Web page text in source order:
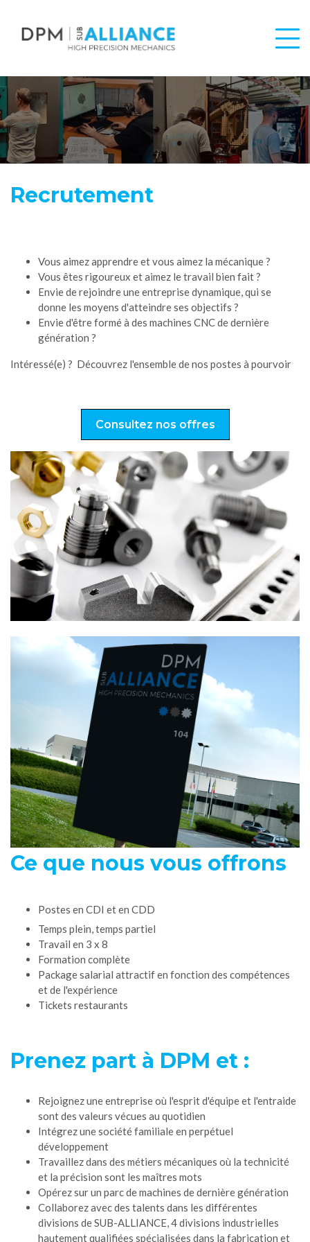
Recrutement
Vous aimez apprendre et vous aimez la mécanique ?
Vous êtes rigoureux et aimez le travail bien fait ?
Envie de rejoindre une entreprise dynamique, qui se
donne les moyens d'atteindre ses objectifs ?
Envie d'être formé à des machines CNC de dernière
génération ?
Intéressé(e) ? Découvrez l'ensemble de nos postes à pourvoir
Consultez nos offres
Ce que nous vous offrons
Postes en CDI et en CDD
Temps plein, temps partiel
Travail en 3 x 8
Formation complète
Package salarial attractif en fonction des compétences
et de l'expérience
Tickets restaurants
Prenez part à DPM et :
Rejoignez une entreprise où l'esprit d'équipe et l'entraide
sont des valeurs vécues au quotidien
Intégrez une société familiale en perpétuel
développement
Travaillez dans des métiers mécaniques où la technicité
et la précision sont les maîtres mots
Opérez sur un parc de machines de dernière génération
Collaborez avec des talents dans les différentes
divisions de SUB-ALLIANCE, 4 divisions industrielles
hautement qualifiées spécialisées dans la fabrication et